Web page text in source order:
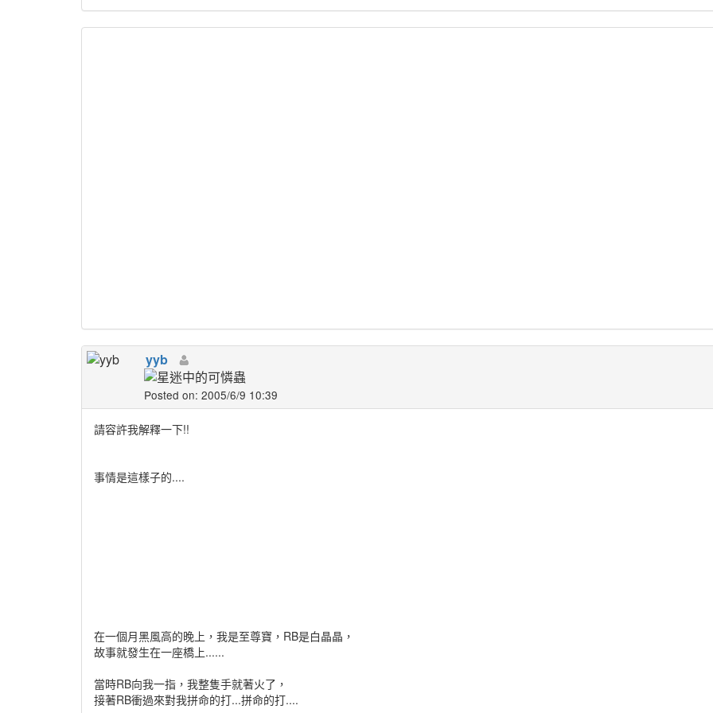
yyb
Posted on: 2005/6/9 10:39
請容許我解釋一下!!
事情是這樣子的....
在一個月黑風高的晚上，我是至尊寶，RB是白晶晶，
故事就發生在一座橋上......
當時RB向我一指，我整隻手就著火了，
接著RB衝過來對我拼命的打...拼命的打....